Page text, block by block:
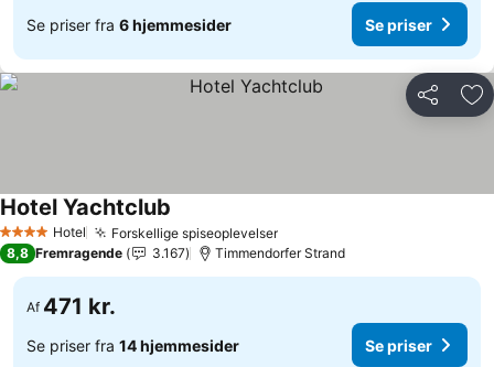
Se priser fra 6 hjemmesider Se priser
Del
4 StjernerHotel Forskellige spiseoplevelser
Hotel Yachtclub
8,8 Fremragende 3.167 Timmendorfer Strand
Af 471 kr.
Se priser fra 14 hjemmesider Se priser